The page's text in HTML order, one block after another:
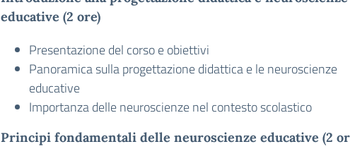
educative (2 ore)
Presentazione del corso e obiettivi
Panoramica sulla progettazione didattica e le neuroscienze
educative
Importanza delle neuroscienze nel contesto scolastico
Principi fondamentali delle neuroscienze educative (2